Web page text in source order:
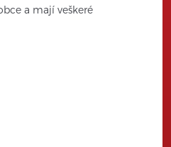
a mají veškeré